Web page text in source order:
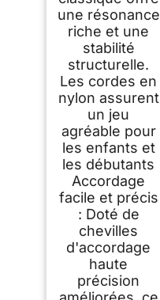
une résonance
riche et une
stabilité
structurelle.
Les cordes en
nylon assurent
un jeu
agréable pour
les enfants et
les débutants
Accordage
facile et précis
: Doté de
chevilles
d'accordage
haute
précision